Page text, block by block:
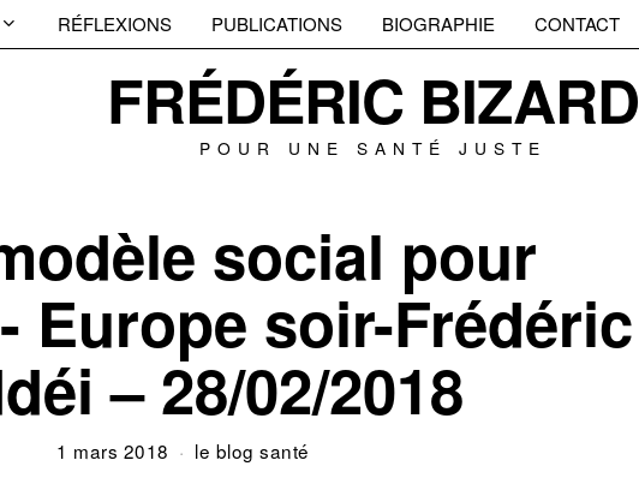
RÉFLEXIONS PUBLICATIONS BIOGRAPHIE CONTACT
FRÉDÉRIC BIZARD
POUR UNE SANTÉ JUSTE
social pour
Europe soir-Frédéric
– 28/02/2018
1 mars 2018 le blog santé